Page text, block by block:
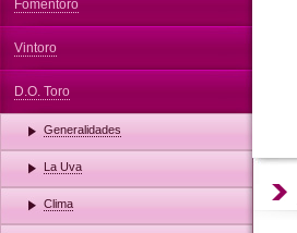
Fomentoro
Vintoro
D.O. Toro
Generalidades
La Uva
Clima